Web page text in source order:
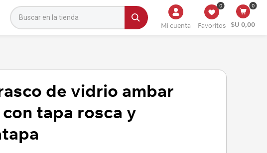
Mi cuenta Favoritos
0 0
$U 0,00
de vidrio ambar
tapa rosca y